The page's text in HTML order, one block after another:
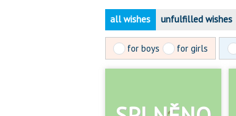
all wishes unfulfilled wishes
for boys for girls